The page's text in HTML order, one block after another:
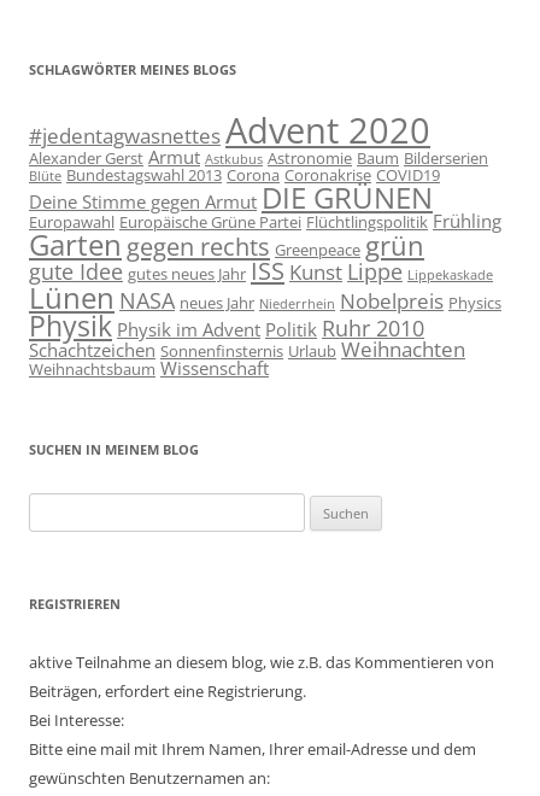
SCHLAGWÖRTER MEINES BLOGS
#jedentagwasnettesAdvent 2020
Alexander Gerst Armut Astkubus Astronomie Baum Bilderserien
Blüte Bundestagswahl 2013 Corona Coronakrise COVID19
Deine Stimme gegen Armut DIE GRÜNEN
Europawahl Europäische Grüne Partei Flüchtlingspolitik Frühling
Garten gegen rechts Greenpeace grün
gute Idee gutes neues Jahr ISS Kunst Lippe Lippekaskade
Lünen NASA neues Jahr Niederrhein Nobelpreis Physics
Physik Physik im Advent Politik Ruhr 2010
Schachtzeichen Sonnenfinsternis Urlaub Weihnachten
Weihnachtsbaum Wissenschaft
SUCHEN IN MEINEM BLOG
nach:
REGISTRIEREN
aktive Teilnahme an diesem blog, wie z.B. das Kommentieren von
Beiträgen, erfordert eine Registrierung.
Bei Interesse:
Bitte eine mail mit Ihrem Namen, Ihrer email-Adresse und dem
gewünschten Benutzernamen an: